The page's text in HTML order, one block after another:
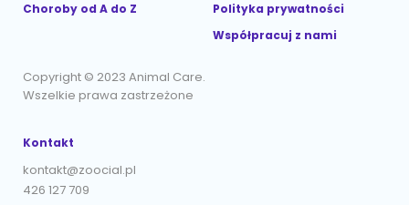
Choroby od A do Z
Polityka prywatności
Współpracuj z nami
Copyright © 2023 Animal Care.
Wszelkie prawa zastrzeżone
Kontakt
kontakt@zoocial.pl
426 127 709